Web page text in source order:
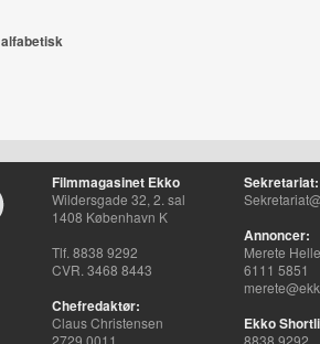
alfabetisk
Filmmagasinet Ekko
Wildersgade 32, 2. sal
1408 København K
Tlf. 8838 9292
CVR. 3468 8443
Chefredaktør:
Claus Christensen
2729 0011
Sekretariat:
Annoncer:
Merete
6111 5851
Ekko
8838 9292